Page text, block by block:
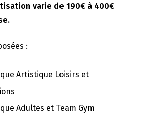
varie de 190€ à 400€
:
Artistique Loisirs et
Adultes et Team Gym